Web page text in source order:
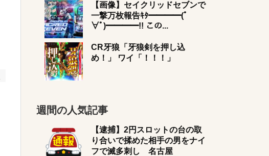
【画像】セイクリッドセブンで
一撃万枚報告ｷﾀ━━━━(ﾟ
∀ﾟ)━━━━!! この...
CR牙狼「牙狼剣を押し込
め！」 ワイ「！！！」
週間の人気記事
【逮捕】2円スロットの台の取
り合いで揉めた相手の男をナイ
フで滅多刺し 名古屋